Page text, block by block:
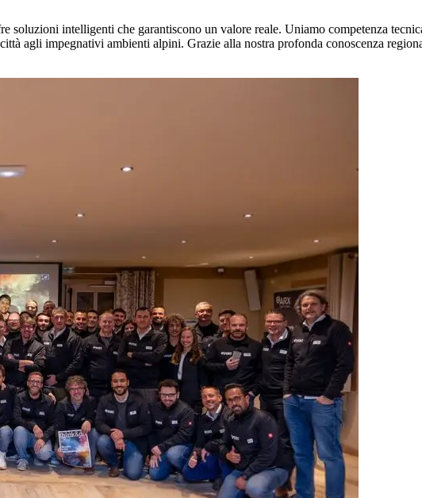
intelligenti che garantiscono un valore reale. Uniamo competenza
agli impegnativi ambienti alpini. Grazie alla nostra profonda conoscenza